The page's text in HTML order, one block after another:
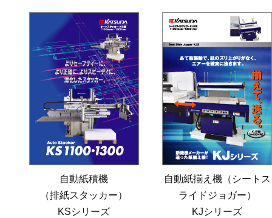
自動紙積機
（排紙スタッカー）
KSシリーズ
自動紙揃え機（シートス
ライドジョガー）
KJシリーズ